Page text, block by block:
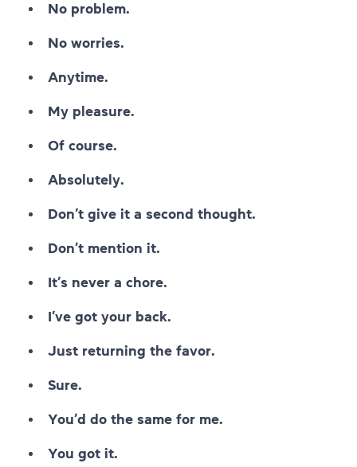
No problem.
No worries.
Anytime.
My pleasure.
Of course.
Absolutely.
Don’t give it a second thought.
Don’t mention it.
It’s never a chore.
I’ve got your back.
Just returning the favor.
Sure.
You’d do the same for me.
You got it.